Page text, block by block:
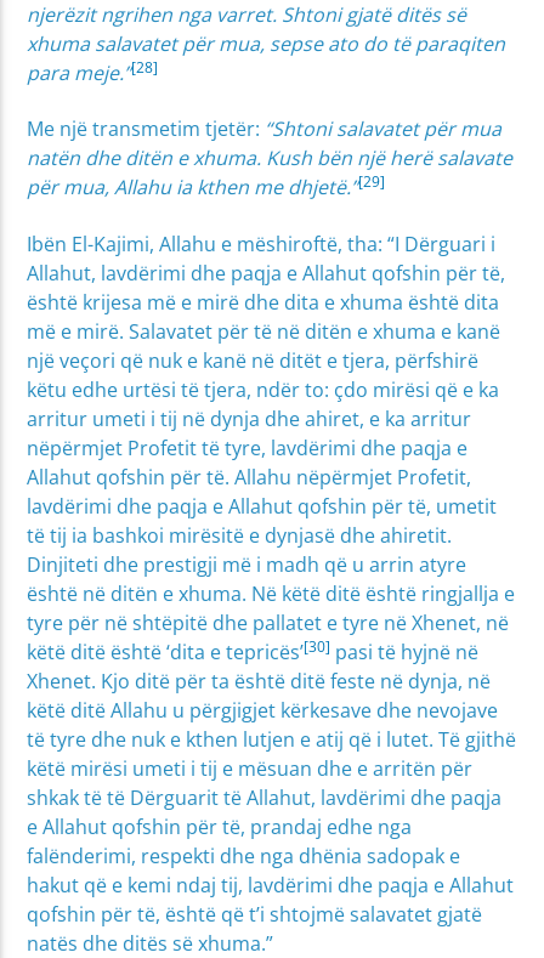
njerëzit ngrihen nga varret. Shtoni gjatë ditës së
xhuma salavatet për mua, sepse ato do të paraqiten
para meje.”[28]
Me një transmetim tjetër: “Shtoni salavatet për mua
natën dhe ditën e xhuma. Kush bën një herë salavate
për mua, Allahu ia kthen me dhjetë.”[29]
Ibën El-Kajimi, Allahu e mëshiroftë, tha: “I Dërguari i
Allahut, lavdërimi dhe paqja e Allahut qofshin për të,
është krijesa më e mirë dhe dita e xhuma është dita
më e mirë. Salavatet për të në ditën e xhuma e kanë
një veçori që nuk e kanë në ditët e tjera, përfshirë
këtu edhe urtësi të tjera, ndër to: çdo mirësi që e ka
arritur umeti i tij në dynja dhe ahiret, e ka arritur
nëpërmjet Profetit të tyre, lavdërimi dhe paqja e
Allahut qofshin për të. Allahu nëpërmjet Profetit,
lavdërimi dhe paqja e Allahut qofshin për të, umetit
të tij ia bashkoi mirësitë e dynjasë dhe ahiretit.
Dinjiteti dhe prestigji më i madh që u arrin atyre
është në ditën e xhuma. Në këtë ditë është ringjallja e
tyre për në shtëpitë dhe pallatet e tyre në Xhenet, në
këtë ditë është ‘dita e tepricës’[30] pasi të hyjnë në
Xhenet. Kjo ditë për ta është ditë feste në dynja, në
këtë ditë Allahu u përgjigjet kërkesave dhe nevojave
të tyre dhe nuk e kthen lutjen e atij që i lutet. Të gjithë
këtë mirësi umeti i tij e mësuan dhe e arritën për
shkak të të Dërguarit të Allahut, lavdërimi dhe paqja
e Allahut qofshin për të, prandaj edhe nga
falënderimi, respekti dhe nga dhënia sadopak e
hakut që e kemi ndaj tij, lavdërimi dhe paqja e Allahut
qofshin për të, është që t’i shtojmë salavatet gjatë
natës dhe ditës së xhuma.”